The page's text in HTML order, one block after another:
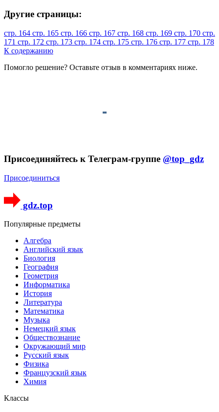
Другие страницы:
стр. 164 стр. 165 стр. 166 стр. 167 стр. 168 стр. 169 стр. 170 стр.
171 стр. 172 стр. 173 стр. 174 стр. 175 стр. 176 стр. 177 стр. 178
К содержанию
Помогло решение? Оставьте отзыв в комментариях ниже.
Присоединяйтесь к Телеграм-группе @top_gdz
Присоединиться
gdz.top
Популярные предметы
Алгебра
Английский язык
Биология
География
Геометрия
Информатика
История
Литература
Математика
Музыка
Немецкий язык
Обществознание
Окружающий мир
Русский язык
Физика
Французский язык
Химия
Классы